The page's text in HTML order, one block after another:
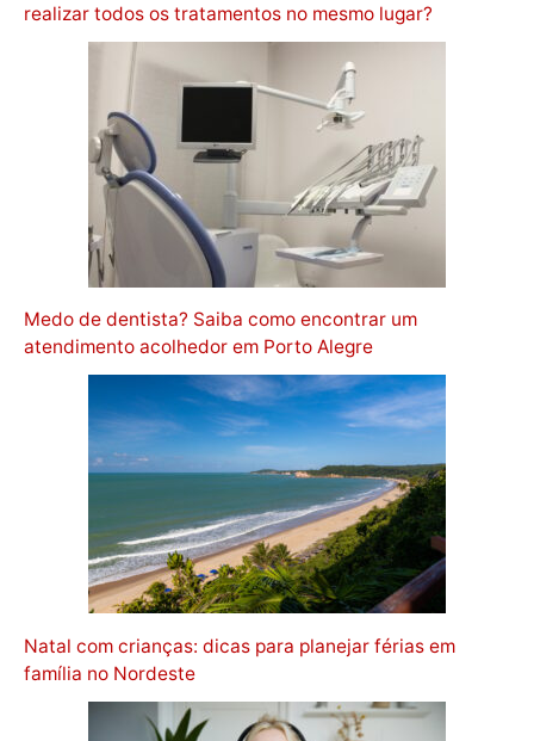
realizar todos os tratamentos no mesmo lugar?
Medo de dentista? Saiba como encontrar um
atendimento acolhedor em Porto Alegre
Natal com crianças: dicas para planejar férias em
família no Nordeste